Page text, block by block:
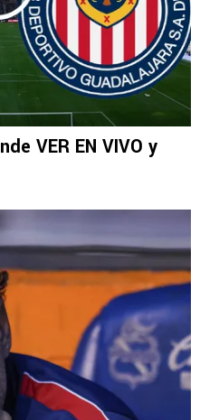
VER EN VIVO y